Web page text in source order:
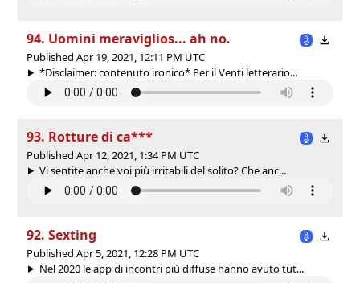
94. Uomini meraviglios... ah no.
Published Apr 19, 2021, 12:11 PM UTC
*Disclaimer: contenuto ironico* Per il Venti letterario...
93. Rotture di ca***
Published Apr 12, 2021, 1:34 PM UTC
Vi sentite anche voi più irritabili del solito? Che anc...
92. Sexting
Published Apr 5, 2021, 12:28 PM UTC
Nel 2020 le app di incontri più diffuse hanno avuto tut...